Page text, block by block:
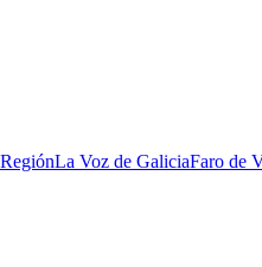
La Voz de GaliciaFaro de